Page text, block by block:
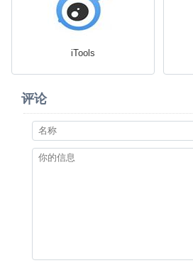
iTools
评论